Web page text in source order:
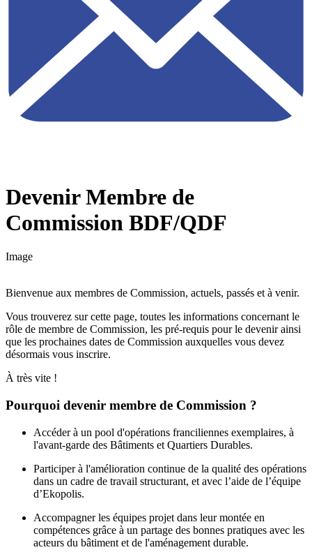
Devenir Membre de
Commission BDF/QDF
Image
Bienvenue aux membres de Commission, actuels, passés et à venir.
Vous trouverez sur cette page, toutes les informations concernant le
rôle de membre de Commission, les pré-requis pour le devenir ainsi
que les prochaines dates de Commission auxquelles vous devez
désormais vous inscrire.
À très vite !
Pourquoi devenir membre de Commission ?
Accéder à un pool d'opérations franciliennes exemplaires, à
l'avant-garde des Bâtiments et Quartiers Durables.
Participer à l'amélioration continue de la qualité des opérations
dans un cadre de travail structurant, et avec l’aide de l’équipe
d’Ekopolis.
Accompagner les équipes projet dans leur montée en
compétences grâce à un partage des bonnes pratiques avec les
acteurs du bâtiment et de l'aménagement durable.